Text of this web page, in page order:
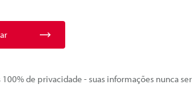
de privacidade - suas informações nunca